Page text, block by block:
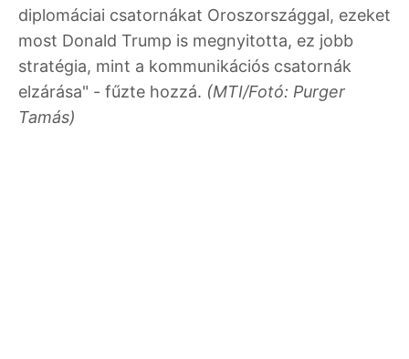
diplomáciai csatornákat Oroszországgal, ezeket
most Donald Trump is megnyitotta, ez jobb
stratégia, mint a kommunikációs csatornák
elzárása" - fűzte hozzá. (MTI/Fotó: Purger
Tamás)